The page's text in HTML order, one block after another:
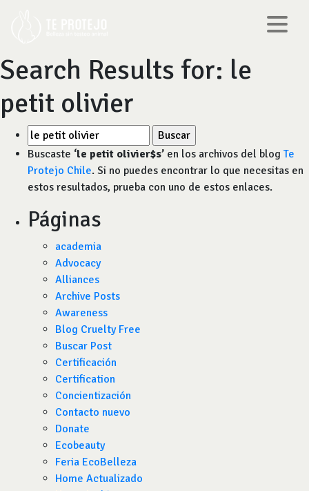
Search Results for: le
petit olivier
Buscar
por:
Buscaste ‘le petit olivier$s’ en los archivos del blog Te
Protejo Chile. Si no puedes encontrar lo que necesitas en
estos resultados, prueba con uno de estos enlaces.
Páginas
academia
Advocacy
Alliances
Archive Posts
Awareness
Blog Cruelty Free
Buscar Post
Certificación
Certification
Concientización
Contacto nuevo
Donate
Ecobeauty
Feria EcoBelleza
Home Actualizado